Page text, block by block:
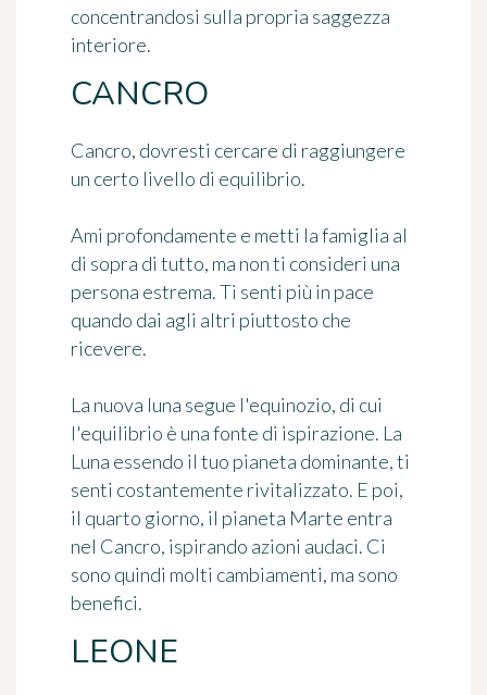
concentrandosi sulla propria saggezza
interiore.
CANCRO
Cancro, dovresti cercare di raggiungere
un certo livello di equilibrio.
Ami profondamente e metti la famiglia al
di sopra di tutto, ma non ti consideri una
persona estrema. Ti senti più in pace
quando dai agli altri piuttosto che
ricevere.
La nuova luna segue l'equinozio, di cui
l'equilibrio è una fonte di ispirazione. La
Luna essendo il tuo pianeta dominante, ti
senti costantemente rivitalizzato. E poi,
il quarto giorno, il pianeta Marte entra
nel Cancro, ispirando azioni audaci. Ci
sono quindi molti cambiamenti, ma sono
benefici.
LEONE